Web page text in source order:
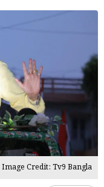
Image Credit: Tv9 Bangla